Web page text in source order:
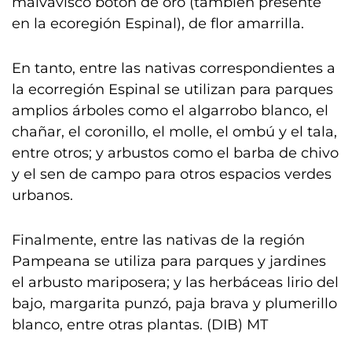
en la ecoregión Espinal), de flor amarrilla.
En tanto, entre las nativas correspondientes a
la ecorregión Espinal se utilizan para parques
amplios árboles como el algarrobo blanco, el
chañar, el coronillo, el molle, el ombú y el tala,
entre otros; y arbustos como el barba de chivo
y el sen de campo para otros espacios verdes
urbanos.
Finalmente, entre las nativas de la región
Pampeana se utiliza para parques y jardines
el arbusto mariposera; y las herbáceas lirio del
bajo, margarita punzó, paja brava y plumerillo
blanco, entre otras plantas. (DIB) MT